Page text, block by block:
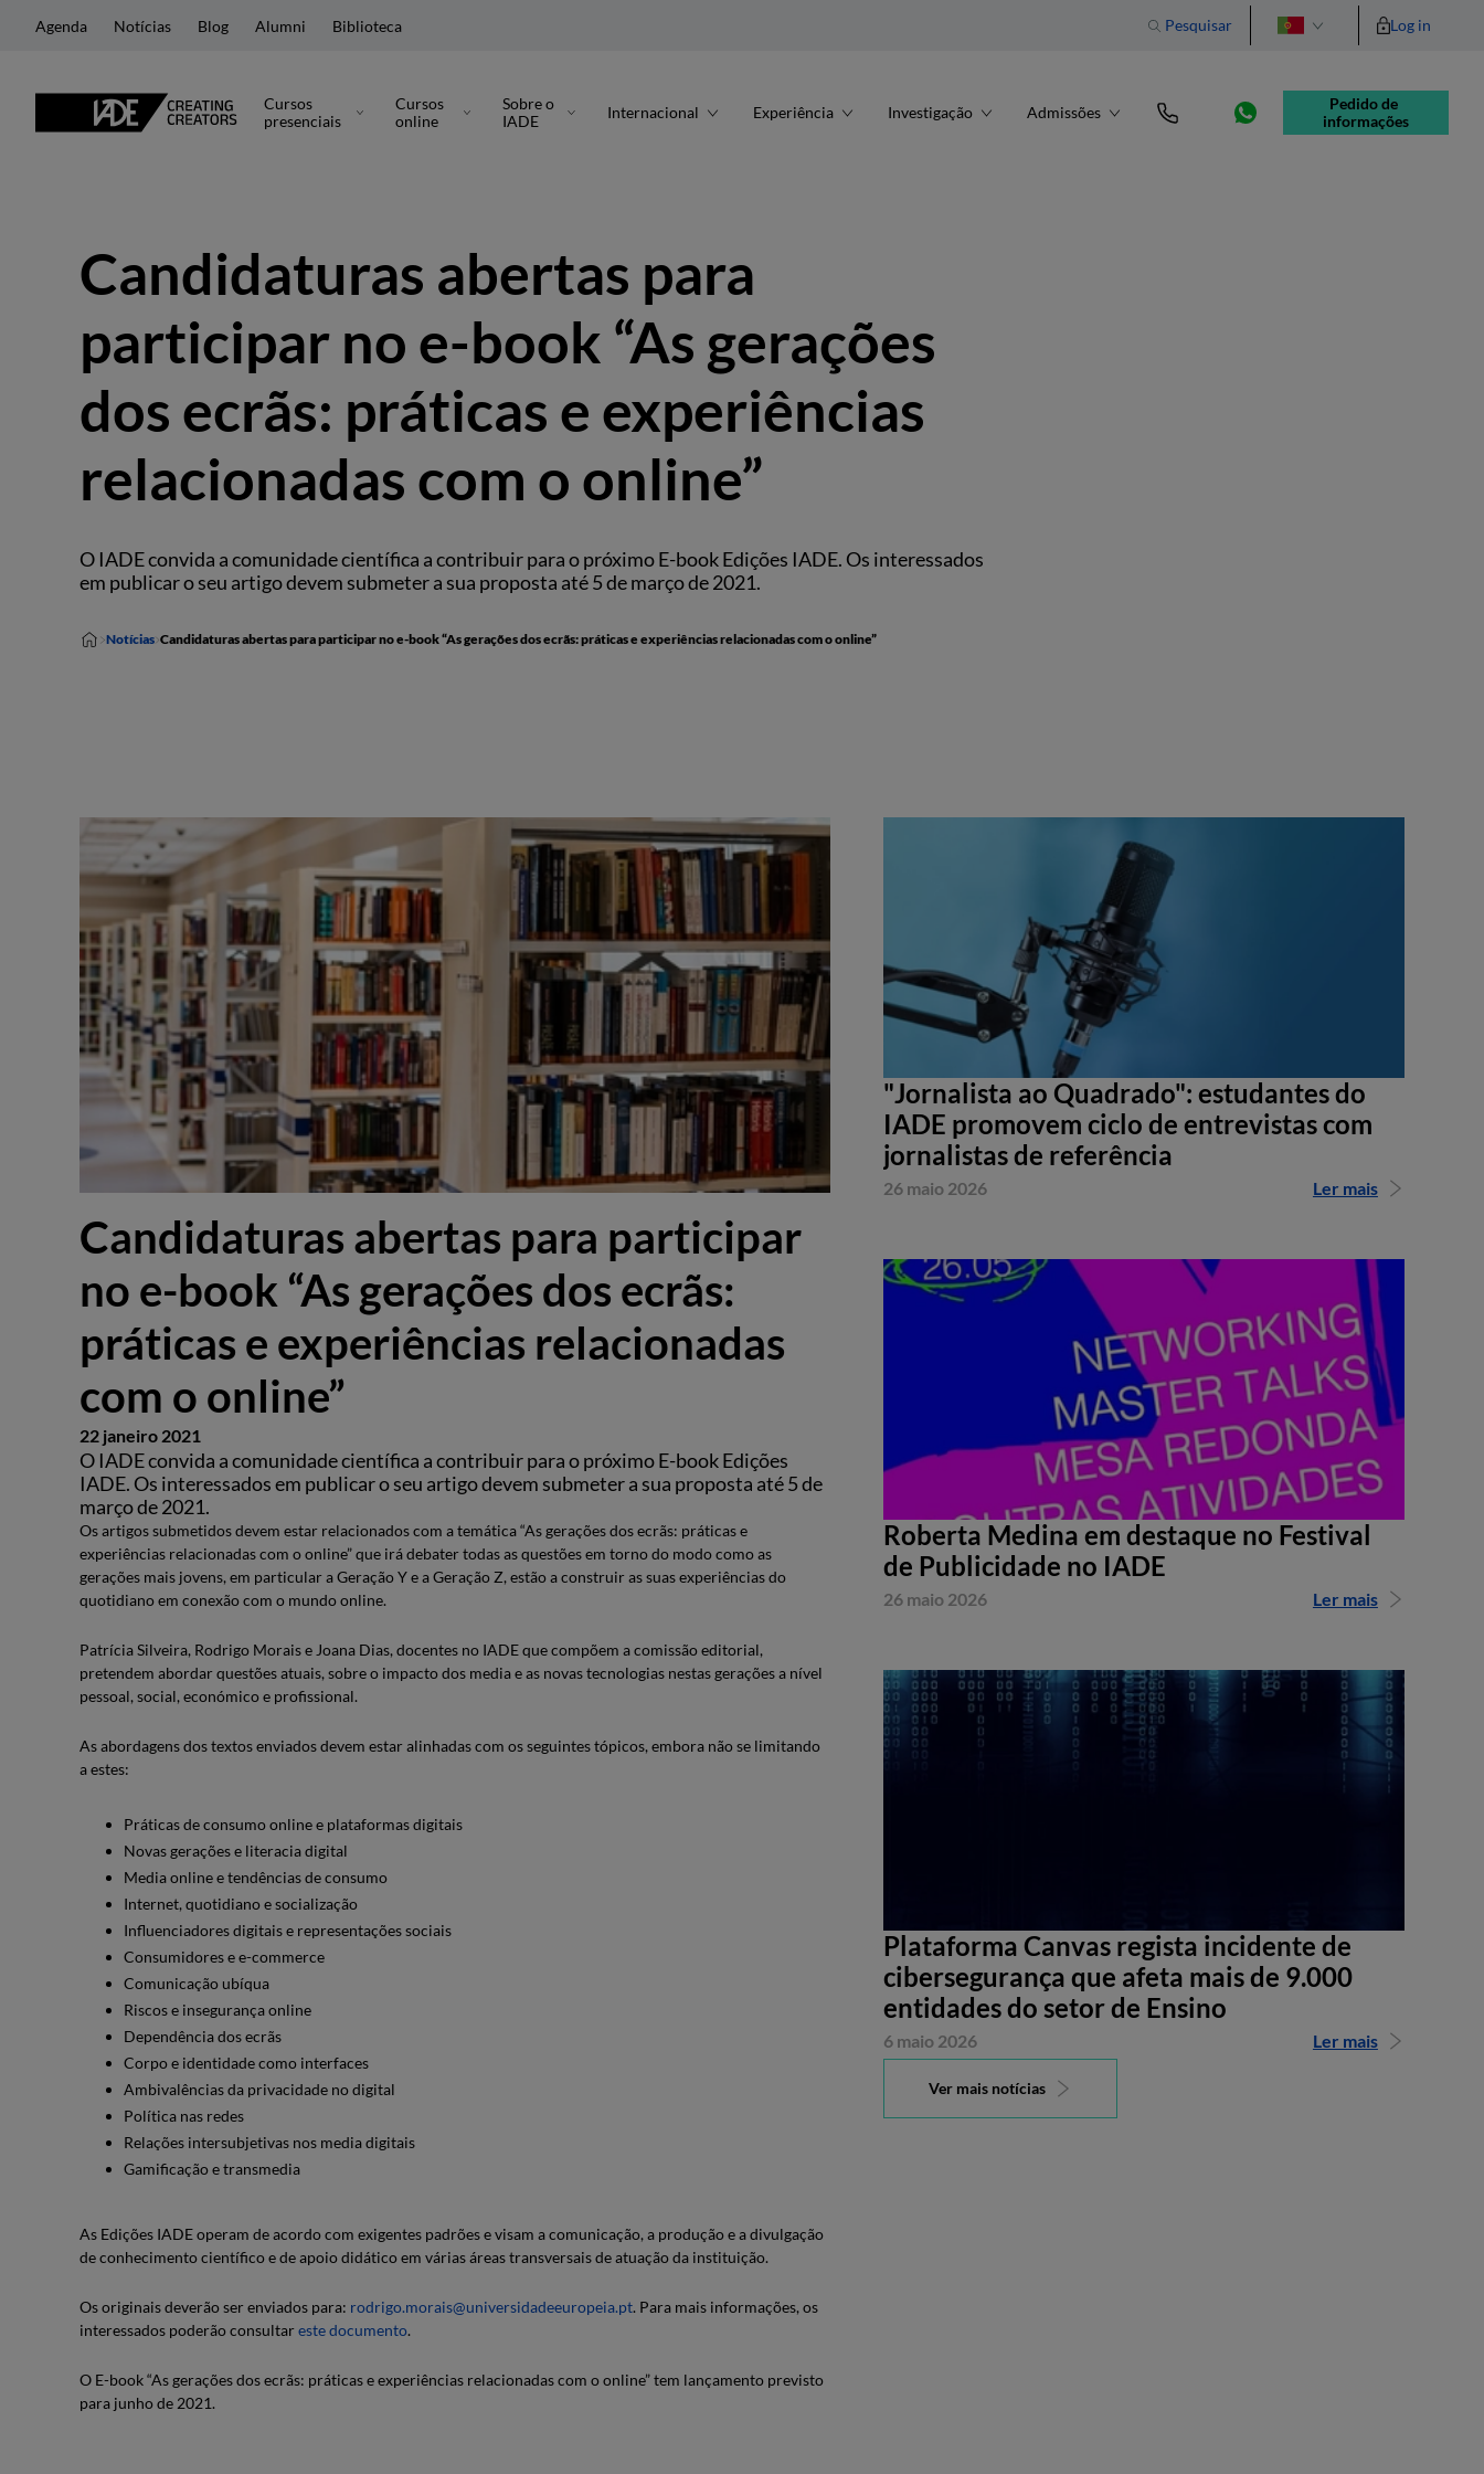
Agenda Notícias Blog Alumni Biblioteca
Pesquisar
English
Log in
Cursos
presenciais
Cursos
online
Sobre o
IADE
Internacional Experiência Investigação Admissões
Pedido de
informações
Candidaturas abertas para
participar no e-book “As gerações
dos ecrãs: práticas e experiências
relacionadas com o online”
O IADE convida a comunidade científica a contribuir para o próximo E-book Edições IADE. Os interessados
em publicar o seu artigo devem submeter a sua proposta até 5 de março de 2021.
Notícias Candidaturas abertas para participar no e-book “As gerações dos ecrãs: práticas e experiências relacionadas com o online”
Candidaturas abertas para participar
no e-book “As gerações dos ecrãs:
práticas e experiências relacionadas
com o online”
22 janeiro 2021
O IADE convida a comunidade científica a contribuir para o próximo E-book Edições
IADE. Os interessados em publicar o seu artigo devem submeter a sua proposta até 5 de
março de 2021.
Os artigos submetidos devem estar relacionados com a temática “As gerações dos ecrãs: práticas e
experiências relacionadas com o online” que irá debater todas as questões em torno do modo como as
gerações mais jovens, em particular a Geração Y e a Geração Z, estão a construir as suas experiências do
quotidiano em conexão com o mundo online.
Patrícia Silveira, Rodrigo Morais e Joana Dias, docentes no IADE que compõem a comissão editorial,
pretendem abordar questões atuais, sobre o impacto dos media e as novas tecnologias nestas gerações a nível
pessoal, social, económico e profissional.
As abordagens dos textos enviados devem estar alinhadas com os seguintes tópicos, embora não se limitando
a estes:
Práticas de consumo online e plataformas digitais
Novas gerações e literacia digital
Media online e tendências de consumo
Internet, quotidiano e socialização
Influenciadores digitais e representações sociais
Consumidores e e-commerce
Comunicação ubíqua
Riscos e insegurança online
Dependência dos ecrãs
Corpo e identidade como interfaces
Ambivalências da privacidade no digital
Política nas redes
Relações intersubjetivas nos media digitais
Gamificação e transmedia
As Edições IADE operam de acordo com exigentes padrões e visam a comunicação, a produção e a divulgação
de conhecimento científico e de apoio didático em várias áreas transversais de atuação da instituição.
Os originais deverão ser enviados para: rodrigo.morais@universidadeeuropeia.pt. Para mais informações, os
interessados poderão consultareste documento.
O E-book “As gerações dos ecrãs: práticas e experiências relacionadas com o online” tem lançamento previsto
para junho de 2021.
"Jornalista ao Quadrado": estudantes do
IADE promovem ciclo de entrevistas com
jornalistas de referência
26 maio 2026 Ler mais
Roberta Medina em destaque no Festival
de Publicidade no IADE
26 maio 2026 Ler mais
Plataforma Canvas regista incidente de
cibersegurança que afeta mais de 9.000
entidades do setor de Ensino
6 maio 2026 Ler mais
Ver mais notícias